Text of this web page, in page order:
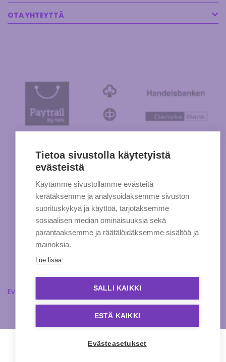
OTA YHTEYTTÄ
Evästeasetukset
Tietoa sivustolla käytetyistä
evästeistä
Käytämme sivustollamme evästeitä
kerätäksemme ja analysoidaksemme sivuston
suorituskykyä ja käyttöä, tarjotaksemme
sosiaalisen median ominaisuuksia sekä
parantaaksemme ja räätälöidäksemme sisältöä ja
mainoksia.
Lue lisää
SALLI KAIKKI
ESTÄ KAIKKI
Evästeasetukset